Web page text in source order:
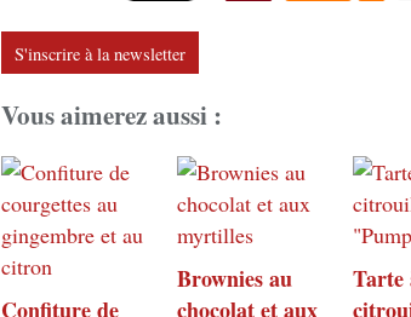
S'inscrire à la newsletter
Vous aimerez aussi :
Confiture de
Brownies au
chocolat et aux
Tarte